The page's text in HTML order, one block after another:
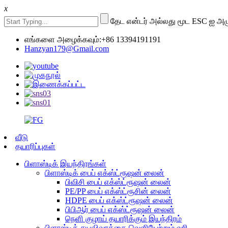
x
தேட என்டர் அல்லது மூட ESC ஐ
எங்களை அழைக்கவும்:+86 13394191191
Hanzyan179@Gmail.com
வீடு
தயாரிப்புகள்
பிளாஸ்டிக் இயந்திரங்கள்
பிளாஸ்டிக் பைப் எக்ஸ்ட்ரூஷன் லைன்
பிவிசி பைப் எக்ஸ்ட்ரூஷன் லைன்
PE/PP பைப் எக்ஸ்ட்ரூசின் லைன்
HDPE பைப் எக்ஸ்ட்ரூஷன் லைன்
பிபிஆர் பைப் எக்ஸ்ட்ரூஷன் லைன்
நெளி குழாய் தயாரிக்கும் இயந்திரம்